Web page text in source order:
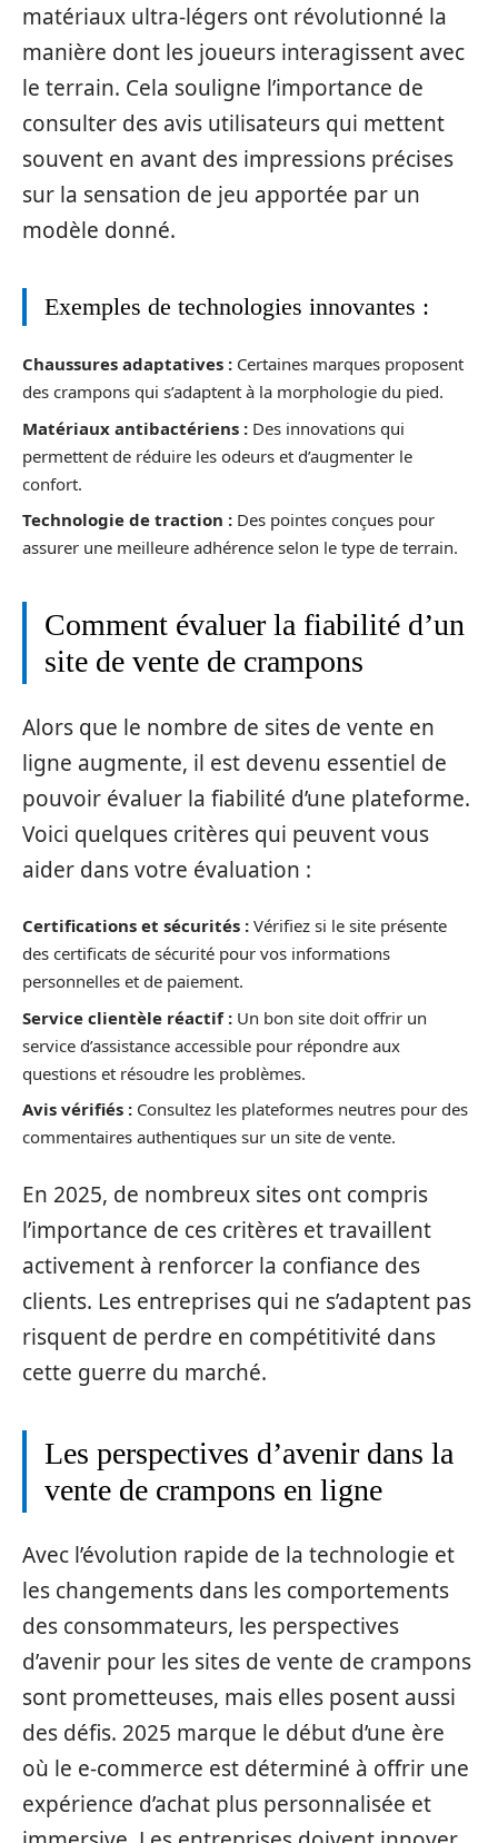
matériaux ultra-légers ont révolutionné la
manière dont les joueurs interagissent avec
le terrain. Cela souligne l’importance de
consulter des avis utilisateurs qui mettent
souvent en avant des impressions précises
sur la sensation de jeu apportée par un
modèle donné.
Exemples de technologies innovantes :
Chaussures adaptatives : Certaines marques proposent
des crampons qui s’adaptent à la morphologie du pied.
Matériaux antibactériens : Des innovations qui
permettent de réduire les odeurs et d’augmenter le
confort.
Technologie de traction : Des pointes conçues pour
assurer une meilleure adhérence selon le type de terrain.
Comment évaluer la fiabilité d’un
site de vente de crampons
Alors que le nombre de sites de vente en
ligne augmente, il est devenu essentiel de
pouvoir évaluer la fiabilité d’une plateforme.
Voici quelques critères qui peuvent vous
aider dans votre évaluation :
Certifications et sécurités : Vérifiez si le site présente
des certificats de sécurité pour vos informations
personnelles et de paiement.
Service clientèle réactif : Un bon site doit offrir un
service d’assistance accessible pour répondre aux
questions et résoudre les problèmes.
Avis vérifiés : Consultez les plateformes neutres pour des
commentaires authentiques sur un site de vente.
En 2025, de nombreux sites ont compris
l’importance de ces critères et travaillent
activement à renforcer la confiance des
clients. Les entreprises qui ne s’adaptent pas
risquent de perdre en compétitivité dans
cette guerre du marché.
Les perspectives d’avenir dans la
vente de crampons en ligne
Avec l’évolution rapide de la technologie et
les changements dans les comportements
des consommateurs, les perspectives
d’avenir pour les sites de vente de crampons
sont prometteuses, mais elles posent aussi
des défis. 2025 marque le début d’une ère
où le e-commerce est déterminé à offrir une
expérience d’achat plus personnalisée et